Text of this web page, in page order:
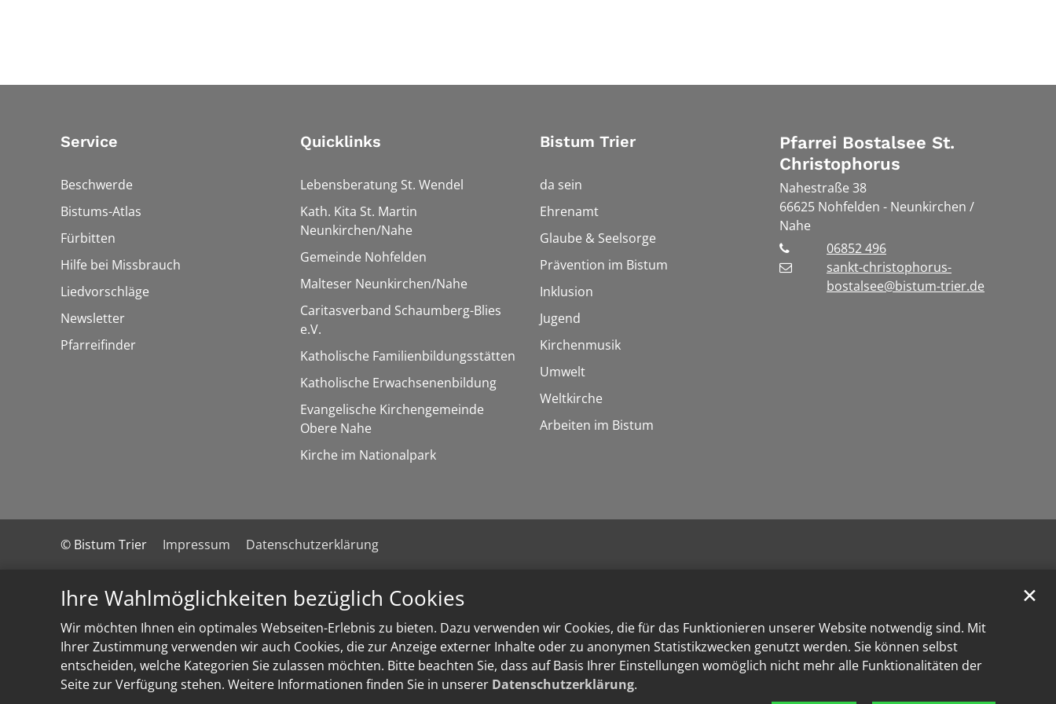
Ihre Wahlmöglichkeiten bezüglich Cookies
Wir möchten Ihnen ein optimales Webseiten-Erlebnis zu bieten. Dazu verwenden wir Cookies, die für das Funktionieren unserer Website notwendig sind. Mit
Ihrer Zustimmung verwenden wir auch Cookies, die zur Anzeige externer Inhalte oder zu anonymen Statistikzwecken genutzt werden. Sie können selbst
entscheiden, welche Kategorien Sie zulassen möchten. Bitte beachten Sie, dass auf Basis Ihrer Einstellungen womöglich nicht mehr alle Funktionalitäten der
Seite zur Verfügung stehen. Weitere Informationen finden Sie in unserer Datenschutzerklärung.
✕
Service
Beschwerde
Bistums-Atlas
Fürbitten
Hilfe bei Missbrauch
Liedvorschläge
Newsletter
Pfarreifinder
Quicklinks
Lebensberatung St. Wendel
Kath. Kita St. Martin
Neunkirchen/Nahe
Gemeinde Nohfelden
Malteser Neunkirchen/Nahe
Caritasverband Schaumberg-Blies
e.V.
Katholische Familienbildungsstätten
Katholische Erwachsenenbildung
Evangelische Kirchengemeinde
Obere Nahe
Kirche im Nationalpark
Bistum Trier
da sein
Ehrenamt
Glaube & Seelsorge
Prävention im Bistum
Inklusion
Jugend
Kirchenmusik
Umwelt
Weltkirche
Arbeiten im Bistum
Pfarrei Bostalsee St.
Christophorus
Nahestraße 38
66625 Nohfelden - Neunkirchen /
Nahe
06852 496
sankt-christophorus-
bostalsee@bistum-trier.de
© Bistum Trier Impressum Datenschutzerklärung